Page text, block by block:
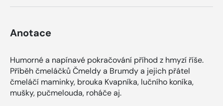
Anotace
Humorné a napínavé pokračování příhod z hmyzí říše.
Příběh čmeláčků Čmeldy a Brumdy a jejich přátel
čmeláčí maminky, brouka Kvapníka, lučního koníka,
mušky, pučmelouda, roháče aj.